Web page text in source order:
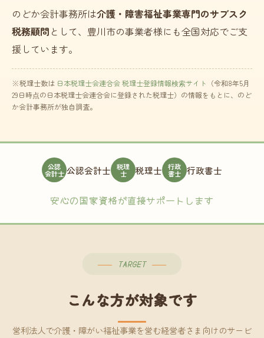
のどか会計事務所は介護・障害福祉事業専門のサブスク
税務顧問 として、豊川市の事業者様にも全国対応でご支
援しています。
※税理士数は 日本税理士会連合会 税理士登録情報検索サイト （令和8年5月
29日時点の日本税理士会連合会に登録された税理士）の情報をもとに、のど
か会計事務所が独自調査。
公認
会計士 公認会計士 税理
士 税理士 行政
書士 行政書士
安心の国家資格が直接サポートします
TARGET
こんな方が対象です
営利法人で介護・障がい福祉事業を営む経営者さま向けのサービ